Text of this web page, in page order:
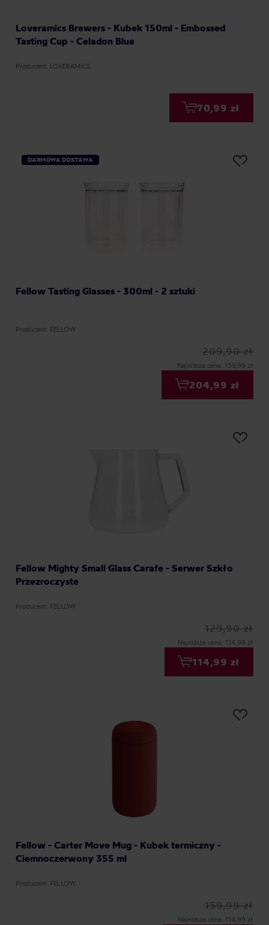
Loveramics Brewers - Kubek 150ml - Embossed
Tasting Cup - Celadon Blue
Producent: LOVERAMICS
70,99 zł
DARMOWA DOSTAWA
Fellow Tasting Glasses - 300ml - 2 sztuki
Producent: FELLOW
209,90 zł
Najniższa cena: 139,99 zł
204,99 zł
Fellow Mighty Small Glass Carafe - Serwer Szkło
Przezroczyste
Producent: FELLOW
129,90 zł
Najniższa cena: 114,99 zł
114,99 zł
Fellow - Carter Move Mug - Kubek termiczny -
Ciemnoczerwony 355 ml
Producent: FELLOW
159,99 zł
Najniższa cena: 114,99 zł